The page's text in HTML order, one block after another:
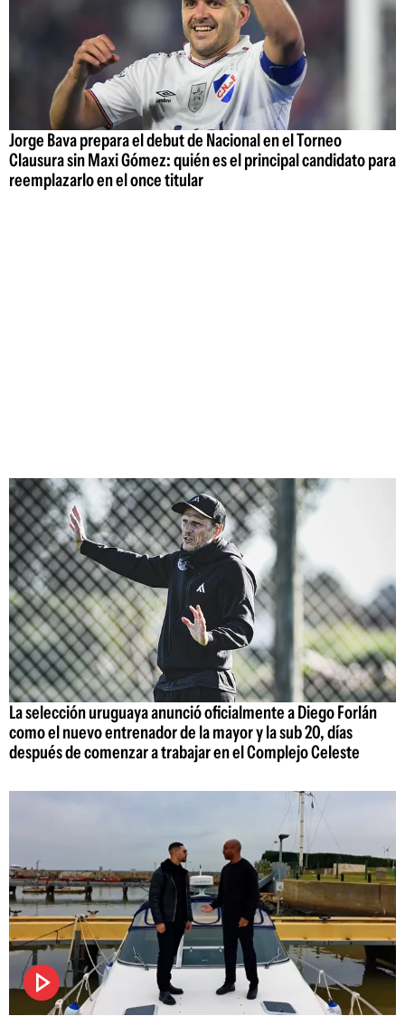
Jorge Bava prepara el debut de Nacional en el Torneo
Clausura sin Maxi Gómez: quién es el principal candidato para
reemplazarlo en el once titular
La selección uruguaya anunció oficialmente a Diego Forlán
como el nuevo entrenador de la mayor y la sub 20, días
después de comenzar a trabajar en el Complejo Celeste